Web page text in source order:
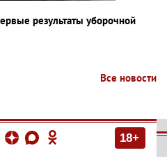
результаты уборочной
Все новости
18+